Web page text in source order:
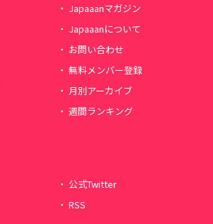
Japaaanマガジン
Japaaanについて
お問い合わせ
無料メンバー登録
月別アーカイブ
週間ランキング
公式Twitter
RSS